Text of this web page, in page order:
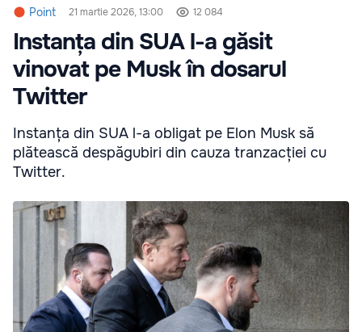
Point 21 martie 2026, 13:00 12 084
Instanța din SUA l-a găsit
vinovat pe Musk în dosarul
Twitter
Instanța din SUA l-a obligat pe Elon Musk să
plătească despăgubiri din cauza tranzacției cu
Twitter.